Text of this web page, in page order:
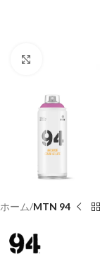
ホーム MTN 94